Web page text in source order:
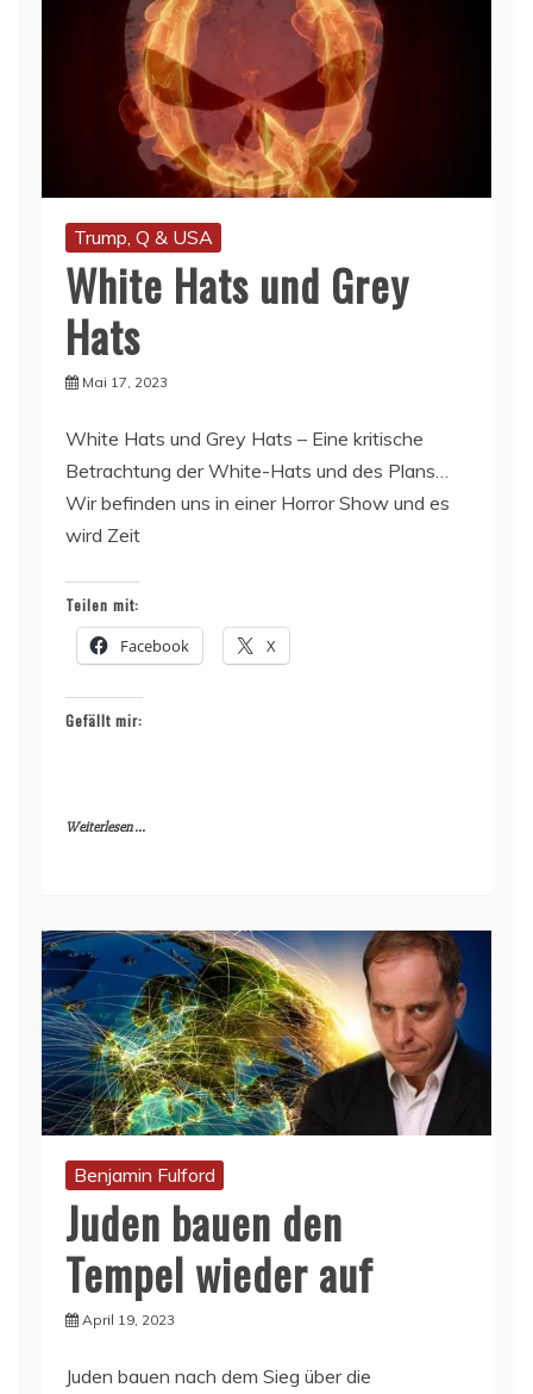
Trump, Q & USA
White Hats und Grey
Hats
Mai 17, 2023
White Hats und Grey Hats – Eine kritische
Betrachtung der White-Hats und des Plans…
Wir befinden uns in einer Horror Show und es
wird Zeit
Teilen mit:
Facebook X
Gefällt mir:
Weiterlesen ...
Benjamin Fulford
Juden bauen den
Tempel wieder auf
April 19, 2023
Juden bauen nach dem Sieg über die